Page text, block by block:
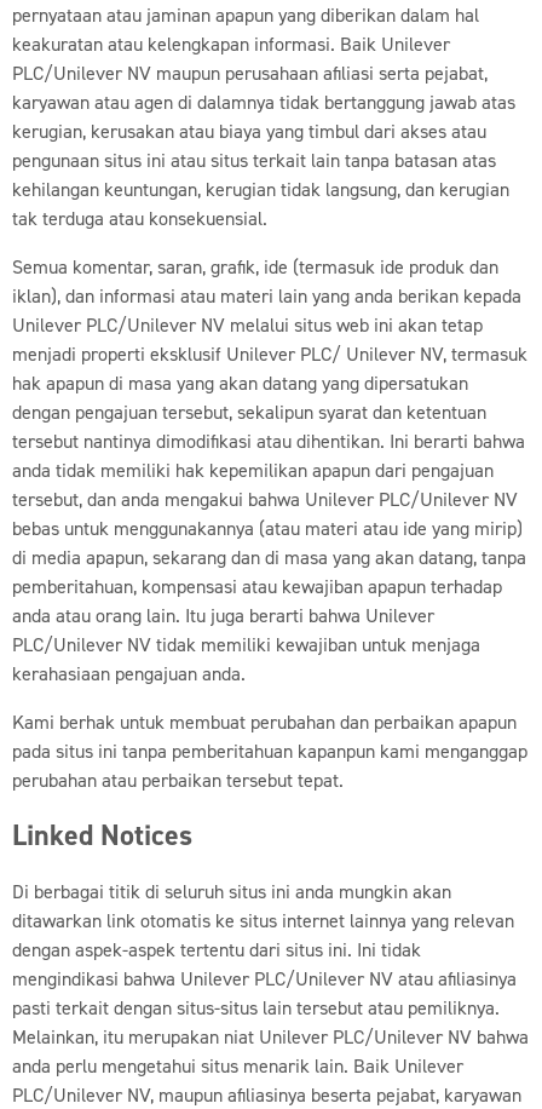
pernyataan atau jaminan apapun yang diberikan dalam hal
keakuratan atau kelengkapan informasi. Baik Unilever
PLC/Unilever NV maupun perusahaan afiliasi serta pejabat,
karyawan atau agen di dalamnya tidak bertanggung jawab atas
kerugian, kerusakan atau biaya yang timbul dari akses atau
pengunaan situs ini atau situs terkait lain tanpa batasan atas
kehilangan keuntungan, kerugian tidak langsung, dan kerugian
tak terduga atau konsekuensial.
Semua komentar, saran, grafik, ide (termasuk ide produk dan
iklan), dan informasi atau materi lain yang anda berikan kepada
Unilever PLC/Unilever NV melalui situs web ini akan tetap
menjadi properti eksklusif Unilever PLC/ Unilever NV, termasuk
hak apapun di masa yang akan datang yang dipersatukan
dengan pengajuan tersebut, sekalipun syarat dan ketentuan
tersebut nantinya dimodifikasi atau dihentikan. Ini berarti bahwa
anda tidak memiliki hak kepemilikan apapun dari pengajuan
tersebut, dan anda mengakui bahwa Unilever PLC/Unilever NV
bebas untuk menggunakannya (atau materi atau ide yang mirip)
di media apapun, sekarang dan di masa yang akan datang, tanpa
pemberitahuan, kompensasi atau kewajiban apapun terhadap
anda atau orang lain. Itu juga berarti bahwa Unilever
PLC/Unilever NV tidak memiliki kewajiban untuk menjaga
kerahasiaan pengajuan anda.
Kami berhak untuk membuat perubahan dan perbaikan apapun
pada situs ini tanpa pemberitahuan kapanpun kami menganggap
perubahan atau perbaikan tersebut tepat.
Linked Notices
Di berbagai titik di seluruh situs ini anda mungkin akan
ditawarkan link otomatis ke situs internet lainnya yang relevan
dengan aspek-aspek tertentu dari situs ini. Ini tidak
mengindikasi bahwa Unilever PLC/Unilever NV atau afiliasinya
pasti terkait dengan situs-situs lain tersebut atau pemiliknya.
Melainkan, itu merupakan niat Unilever PLC/Unilever NV bahwa
anda perlu mengetahui situs menarik lain. Baik Unilever
PLC/Unilever NV, maupun afiliasinya beserta pejabat, karyawan